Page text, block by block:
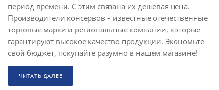
период времени. С этим связана их дешевая цена.
Производители консервов – известные отечественные
торговые марки и региональные компании, которые
гарантируют высокое качество продукции. Экономьте
свой бюджет, покупайте разумно в нашем магазине!
ЧИТАТЬ ДАЛЕЕ